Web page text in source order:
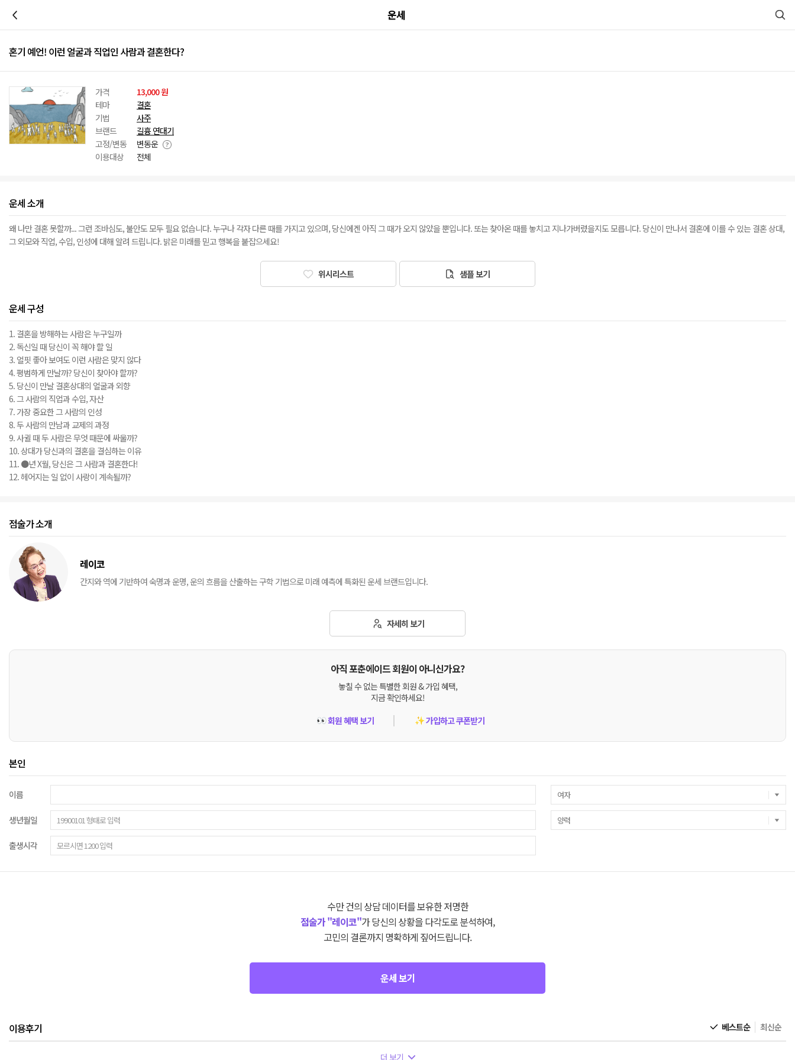
운세
혼기 예언! 이런 얼굴과 직업인 사람과 결혼한다?
가격
13,000 원
테마
결혼
기법
사주
브랜드
길흉 연대기
고정/변동
변동운
이용대상
전체
운세 소개
왜 나만 결혼 못할까... 그런 조바심도, 불안도 모두 필요 없습니다. 누구나 각자 다른 때를 가지고 있으며, 당신에겐 아직 그 때가 오지 않았을 뿐입니다. 또는 찾아온 때를 놓치고 지나가버렸을지도 모릅니다. 당신이 만나서 결혼에 이를 수 있는 결혼 상대,
그 외모와 직업, 수입, 인성에 대해 알려 드립니다. 밝은 미래를 믿고 행복을 붙잡으세요!
위시리스트 샘플 보기
운세 구성
1. 결혼을 방해하는 사람은 누구일까
2. 독신일 때 당신이 꼭 해야 할 일
3. 얼핏 좋아 보여도 이런 사람은 맞지 않다
4. 평범하게 만날까? 당신이 찾아야 할까?
5. 당신이 만날 결혼상대의 얼굴과 외향
6. 그 사람의 직업과 수입, 자산
7. 가장 중요한 그 사람의 인성
8. 두 사람의 만남과 교제의 과정
9. 사귈 때 두 사람은 무엇 때문에 싸울까?
10. 상대가 당신과의 결혼을 결심하는 이유
11. ●년 X월, 당신은 그 사람과 결혼한다!
12. 헤어지는 일 없이 사랑이 계속될까?
점술가 소개
레이코
간지와 역에 기반하여 숙명과 운명, 운의 흐름을 산출하는 구학 기법으로 미래 예측에 특화된 운세 브랜드입니다.
자세히 보기
아직 포춘에이드 회원이 아니신가요?
놓칠 수 없는 특별한 회원 & 가입 혜택,
지금 확인하세요!
👀회원 혜택 보기 ✨가입하고 쿠폰받기
본인
이름
생년월일
출생시각
수만 건의 상담 데이터를 보유한 저명한
점술가 "레이코"가 당신의 상황을 다각도로 분석하여,
고민의 결론까지 명확하게 짚어드립니다.
운세 보기
이용후기 베스트순 최신순
더 보기